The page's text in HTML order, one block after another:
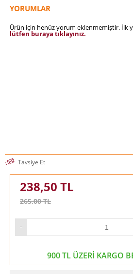
YORUMLAR
Ürün için henüz yorum eklenmemiştir. İlk
lütfen buraya tıklayınız.
Tavsiye Et
238,50 TL
265,00TL
900 TL ÜZERİ KARGO